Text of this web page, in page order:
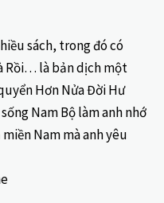
sách, trong đó có
Rồi… là bản dịch một
Hơn Nửa Đời Hư
Nam Bộ làm anh nhớ
Nam mà anh yêu